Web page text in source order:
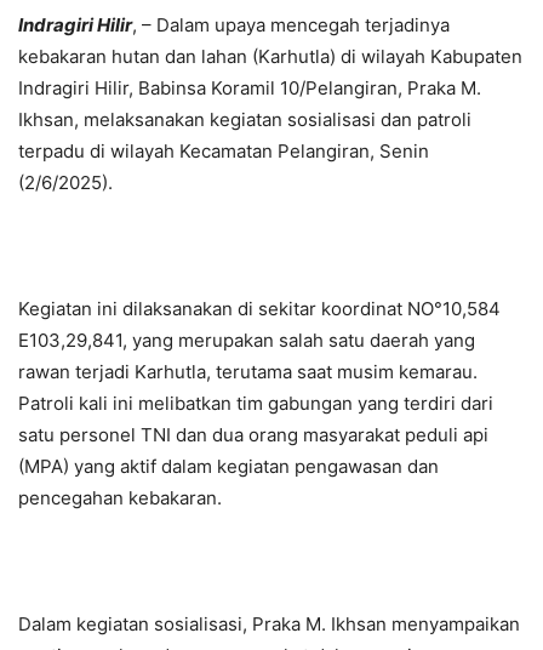
Indragiri Hilir, – Dalam upaya mencegah terjadinya
kebakaran hutan dan lahan (Karhutla) di wilayah Kabupaten
Indragiri Hilir, Babinsa Koramil 10/Pelangiran, Praka M.
Ikhsan, melaksanakan kegiatan sosialisasi dan patroli
terpadu di wilayah Kecamatan Pelangiran, Senin
(2/6/2025).
Kegiatan ini dilaksanakan di sekitar koordinat NO°10,584
E103,29,841, yang merupakan salah satu daerah yang
rawan terjadi Karhutla, terutama saat musim kemarau.
Patroli kali ini melibatkan tim gabungan yang terdiri dari
satu personel TNI dan dua orang masyarakat peduli api
(MPA) yang aktif dalam kegiatan pengawasan dan
pencegahan kebakaran.
Dalam kegiatan sosialisasi, Praka M. Ikhsan menyampaikan